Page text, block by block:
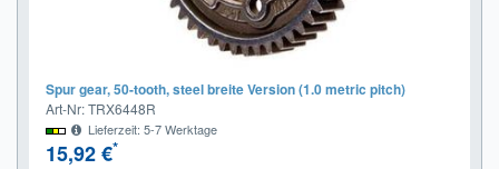
Spur gear, 50-tooth, steel breite Version (1.0 metric pitch)
Art-Nr: TRX6448R
Lieferzeit: 5-7 Werktage
15,92 €*